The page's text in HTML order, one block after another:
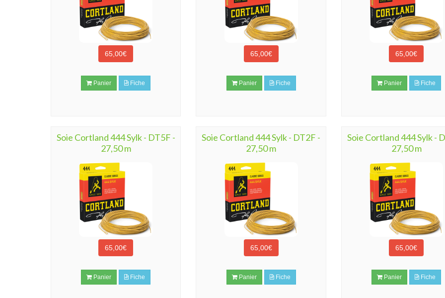
65,00€
Panier Fiche
65,00€
Panier Fiche
65,00€
Panier Fiche
Soie Cortland 444 Sylk - DT5F -
27,50 m
65,00€
Panier Fiche
Soie Cortland 444 Sylk - DT2F -
27,50 m
65,00€
Panier Fiche
Soie Cortland 444 Sylk -
27,50 m
65,00€
Panier Fiche